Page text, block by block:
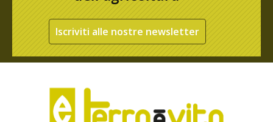
Iscriviti alle nostre newsletter